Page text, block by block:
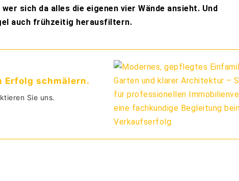
sich da alles die eigenen vier Wände ansieht. Und
auch frühzeitig herausfiltern.
Erfolg schmälern.
Sie uns.